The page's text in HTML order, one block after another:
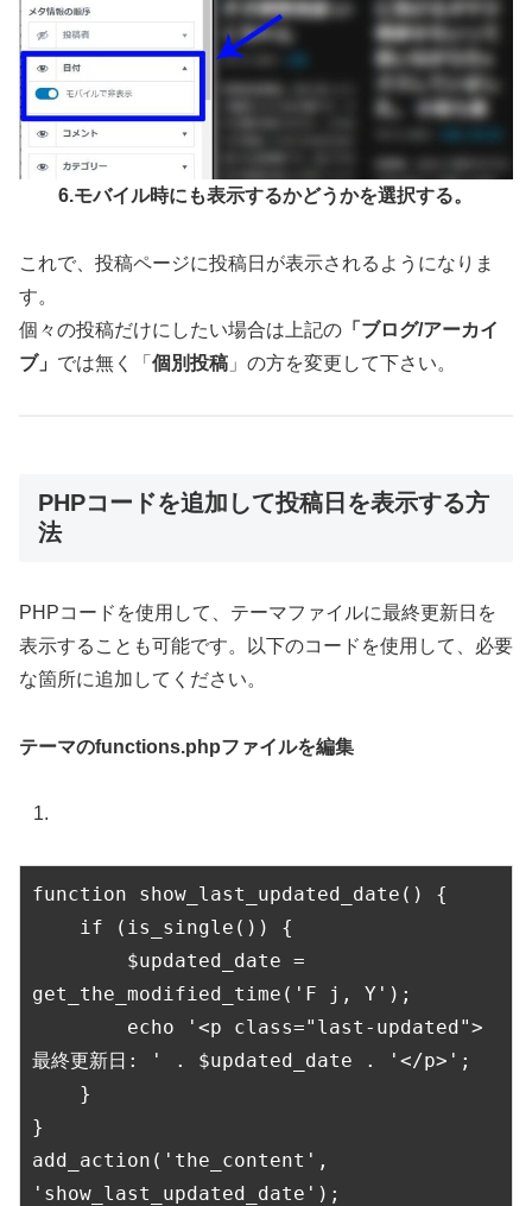
6.モバイル時にも表示するかどうかを選択する。
これで、投稿ページに投稿日が表示されるようになりま
す。
個々の投稿だけにしたい場合は上記の 「ブログ/アーカイ
ブ」 では無く「 個別投稿 」の方を変更して下さい。
PHPコードを追加して投稿日を表示する方
法
PHPコードを使用して、テーマファイルに最終更新日を
表示することも可能です。以下のコードを使用して、必要
な箇所に追加してください。
テーマのfunctions.phpファイルを編集
function show_last_updated_date() {
    if (is_single()) {
get_the_modified_time('F j, Y');
最終更新日: ' . $updated_date . '</p>';
    }
}
add_action('the_content',
'show_last_updated_date');